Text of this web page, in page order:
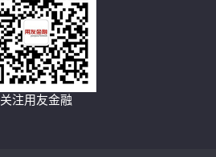
关注用友金融